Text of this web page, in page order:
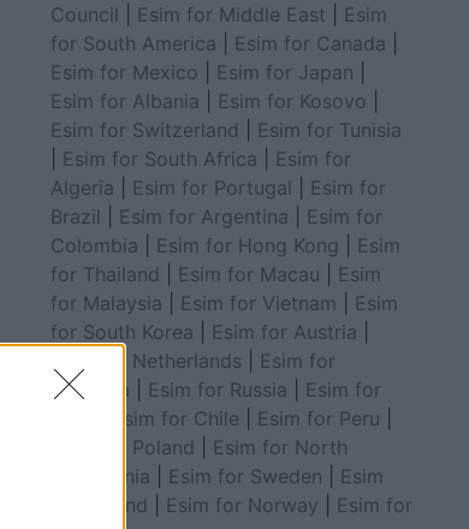
Council
Esim for Middle East
Esim
for South America
Esim for Canada
Esim for Mexico
Esim for Japan
Esim for Albania
Esim for Kosovo
Esim for Switzerland
Esim for Tunisia
Esim for South Africa
Esim for
Algeria
Esim for Portugal
Esim for
Brazil
Esim for Argentina
Esim for
Colombia
Esim for Hong Kong
Esim
for Thailand
Esim for Macau
Esim
for Malaysia
Esim for Vietnam
Esim
for South Korea
Esim for Austria
Esim for Netherlands
Esim for
Australia
Esim for Russia
Esim for
Esim for Chile Esim for Peru
Esim for Poland
Esim for North
Macedonia
Esim for Sweden
Esim
for Finland
Esim for Norway
Esim for